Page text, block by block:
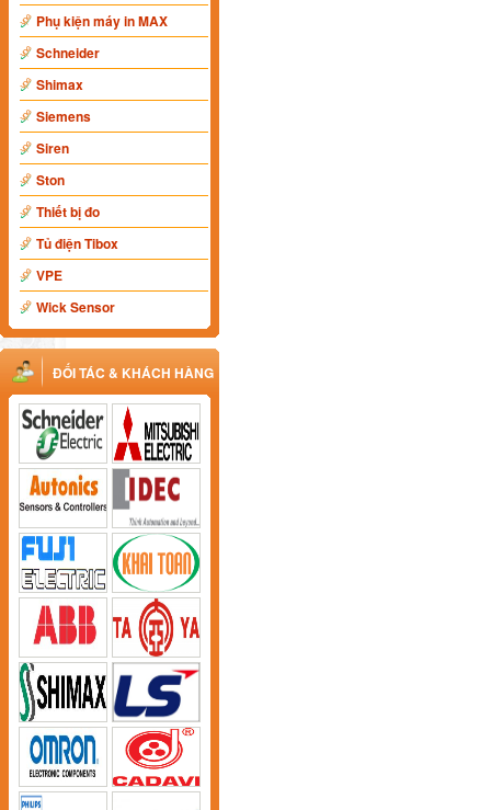
Phụ kiện máy in MAX
Schneider
Shimax
Siemens
Siren
Ston
Thiết bị đo
Tủ điện Tibox
VPE
Wick Sensor
ĐỐI TÁC & KHÁCH HÀNG